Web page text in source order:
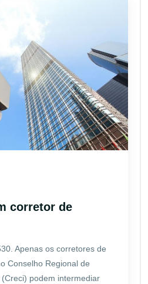
corretor de
Apenas os corretores de
Conselho Regional de
podem intermediar